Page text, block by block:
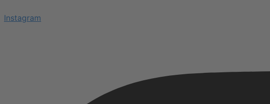
Instagram